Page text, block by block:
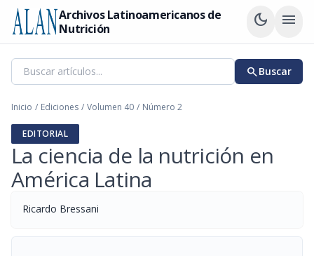
Archivos Latinoamericanos de
Nutrición
dark_mode menu
searchBuscar
Inicio / Ediciones / Volumen 40 / Número 2
EDITORIAL
La ciencia de la nutrición en
América Latina
Ricardo Bressani